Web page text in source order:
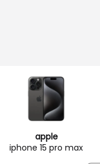
apple
iphone 15 pro max